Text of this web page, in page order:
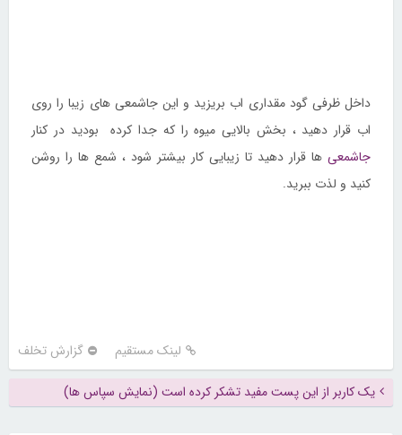
داخل ظرفی گود مقداری اب بریزید و این جاشمعی های زیبا را روی
اب قرار دهید ، بخش بالایی میوه را که جدا کرده بودید در کنار
جاشمعی ها قرار دهید تا زیبایی کار بیشتر شود ، شمع ها را روشن
کنید و لذت ببرید.
لینک مستقیم گزارش تخلف
یک کاربر از این پست مفید تشکر کرده است (نمایش سپاس ها)